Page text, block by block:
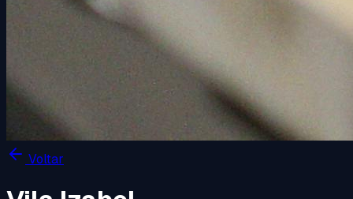
Voltar